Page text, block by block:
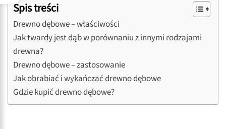
Spis treści
Drewno dębowe – właściwości
Jak twardy jest dąb w porównaniu z innymi rodzajami
drewna?
Drewno dębowe – zastosowanie
Jak obrabiać i wykańczać drewno dębowe
Gdzie kupić drewno dębowe?